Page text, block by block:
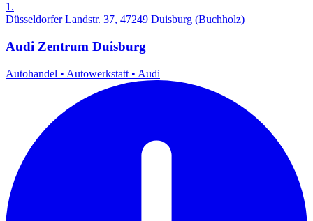
1.
Düsseldorfer Landstr. 37, 47249 Duisburg (Buchholz)
Audi Zentrum Duisburg
Autohandel • Autowerkstatt • Audi